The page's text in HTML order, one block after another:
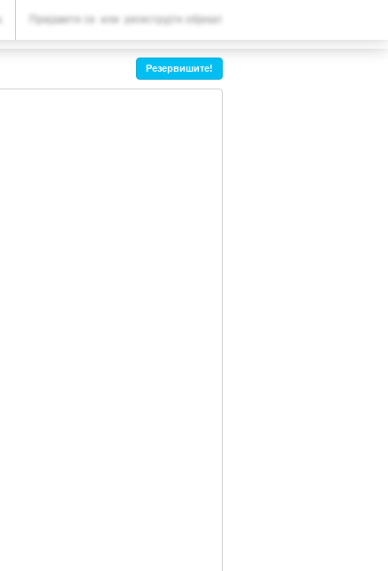
Пријавите се или региструјте објекат
Резервишите!
ВАША РЕЗЕРВАЦИЈА
ПОДЕШАВАЊА